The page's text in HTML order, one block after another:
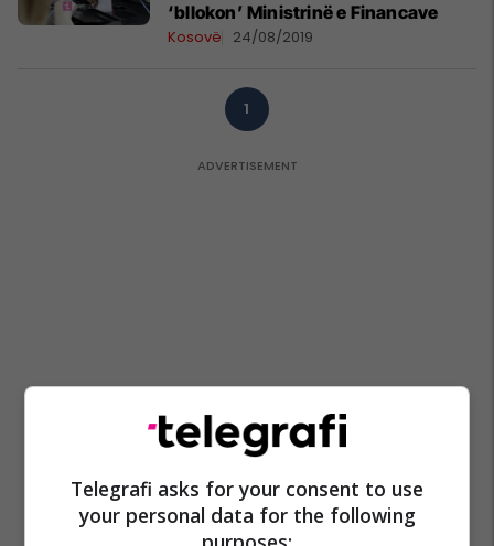
‘bllokon’ Ministrinë e Financave
Kosovë 24/08/2019
1
Telegrafi asks for your consent to use
your personal data for the following